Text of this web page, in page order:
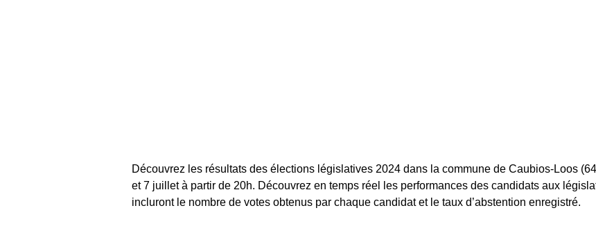
Découvrez les résultats des élections législatives 2024 dans la commune de Caubios-Loos
et 7 juillet à partir de 20h. Découvrez en temps réel les performances des candidats aux
incluront le nombre de votes obtenus par chaque candidat et le taux d’abstention enregistré.